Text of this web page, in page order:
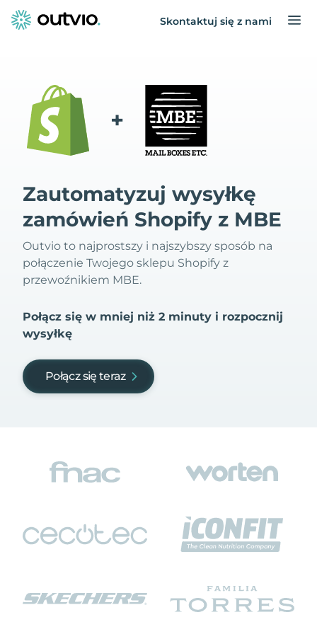
Skontaktuj się z nami
+
Zautomatyzuj wysyłkę
zamówień Shopify z MBE
Outvio to najprostszy i najszybszy sposób na
połączenie Twojego sklepu Shopify z
przewoźnikiem MBE.
Połącz się w mniej niż 2 minuty i rozpocznij
wysyłkę
Połącz się teraz